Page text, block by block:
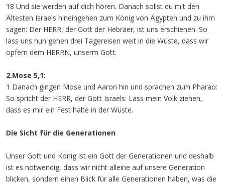
18 Und sie werden auf dich hören. Danach sollst du mit den
Ältesten Israels hineingehen zum König von Ägypten und zu ihm
sagen: Der HERR, der Gott der Hebräer, ist uns erschienen. So
lass uns nun gehen drei Tagereisen weit in die Wüste, dass wir
opfern dem HERRN, unserm Gott.
2.Mose 5,1:
1 Danach gingen Mose und Aaron hin und sprachen zum Pharao:
So spricht der HERR, der Gott Israels: Lass mein Volk ziehen,
dass es mir ein Fest halte in der Wüste.
Die Sicht für die Generationen
Unser Gott und König ist ein Gott der Generationen und deshalb
ist es notwendig, dass wir nicht alleine auf unsere Generation
blicken, sondern einen Blick für alle Generationen haben, was die